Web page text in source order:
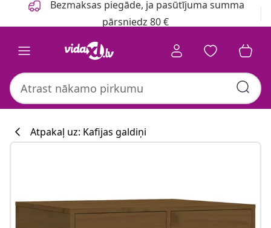
Bezmaksas piegāde, ja pasūtījuma summa
pārsniedz 80 €
Atpakaļ uz: Kafijas galdiņi